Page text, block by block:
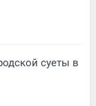
суеты в